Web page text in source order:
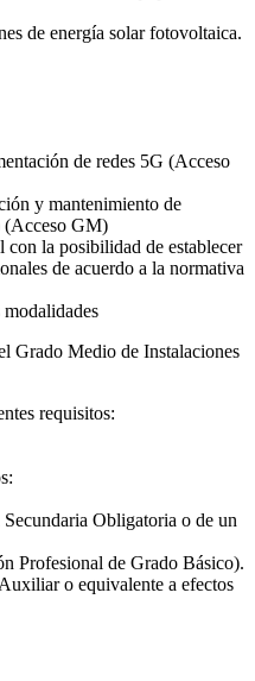
de energía solar fotovoltaica.
de redes 5G (Acceso
y mantenimiento de
(Acceso GM)
la posibilidad de establecer
de acuerdo a la normativa
Grado Medio de Instalaciones
requisitos:
Obligatoria o de un
Profesional de Grado Básico).
o equivalente a efectos